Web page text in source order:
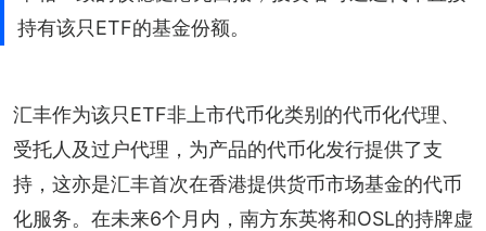
持有该只ETF的基金份额。
汇丰作为该只ETF非上市代币化类别的代币化代理、
受托人及过户代理，为产品的代币化发行提供了支
持，这亦是汇丰首次在香港提供货币市场基金的代币
化服务。在未来6个月内，南方东英将和OSL的持牌虚